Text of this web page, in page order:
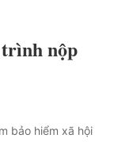
nộp
bảo hiểm xã hội